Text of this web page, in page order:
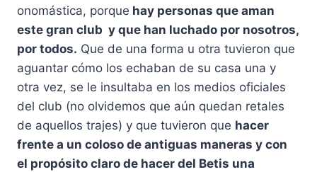
onomástica, porque hay personas que aman
este gran club y que han luchado por nosotros,
por todos. Que de una forma u otra tuvieron que
aguantar cómo los echaban de su casa una y
otra vez, se le insultaba en los medios oficiales
del club (no olvidemos que aún quedan retales
de aquellos trajes) y que tuvieron que hacer
frente a un coloso de antiguas maneras y con
el propósito claro de hacer del Betis una